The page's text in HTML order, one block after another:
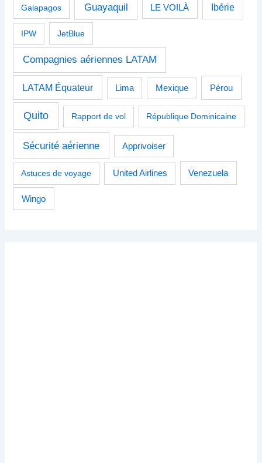
Galapagos Guayaquil LE VOILÀ Ibérie
IPW JetBlue
Compagnies aériennes LATAM
LATAM Équateur Lima Mexique Pérou
Quito Rapport de vol République Dominicaine
Sécurité aérienne Apprivoiser
Astuces de voyage United Airlines Venezuela
Wingo